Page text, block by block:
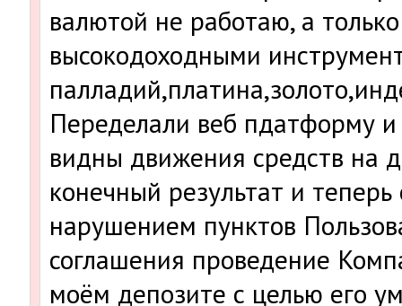
валютой не работаю, а
высокодоходными
Переделали веб пдатформу
видны движения средств на
конечный результат и
нарушением пунктов
соглашения проведение
моём депозите с целью его